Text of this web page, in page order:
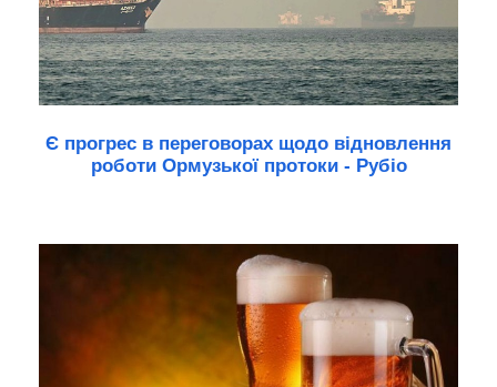
Є прогрес в переговорах щодо відновлення
роботи Ормузької протоки - Рубіо